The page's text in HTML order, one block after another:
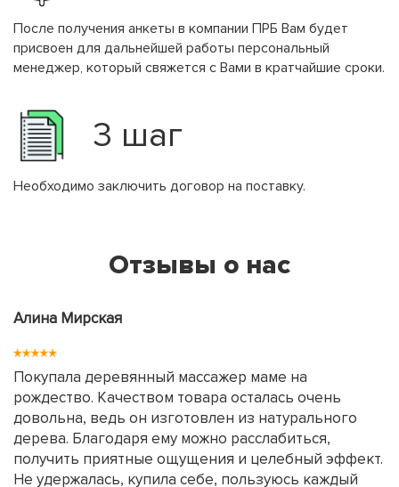
После получения анкеты в компании ПРБ Вам будет
присвоен для дальнейшей работы персональный
менеджер, который свяжется с Вами в кратчайшие сроки.
3 шаг
Необходимо заключить договор на поставку.
Отзывы о нас
Алина Мирская
Покупала деревянный массажер маме на
рождество. Качеством товара осталась очень
довольна, ведь он изготовлен из натурального
дерева. Благодаря ему можно расслабиться,
получить приятные ощущения и целебный эффект.
Не удержалась, купила себе, пользуюсь каждый